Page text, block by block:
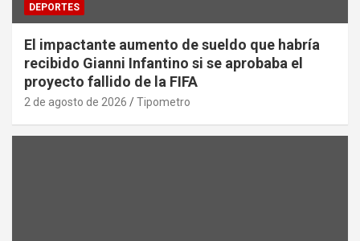
DEPORTES
El impactante aumento de sueldo que habría
recibido Gianni Infantino si se aprobaba el
proyecto fallido de la FIFA
2 de agosto de 2026 Tipometro